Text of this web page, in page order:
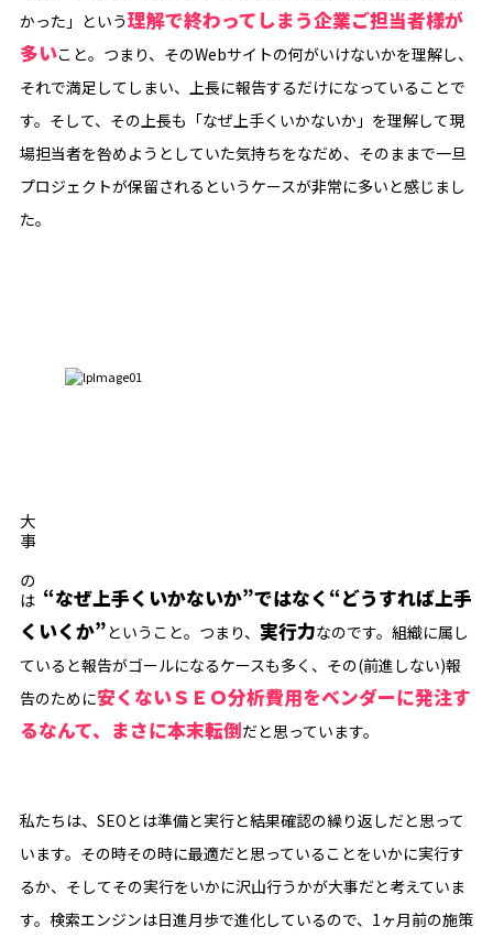
かった」という理解で終わってしまう企業ご担当者様が
多いこと。つまり、そのWebサイトの何がいけないかを理解し、
それで満足してしまい、上長に報告するだけになっていることで
す。そして、その上長も「なぜ上手くいかないか」を理解して現
場担当者を咎めようとしていた気持ちをなだめ、そのままで一旦
プロジェクトが保留されるというケースが非常に多いと感じまし
た。
大事なのは “なぜ上手くいかないか”ではなく“どうすれば上手
くいくか”ということ。つまり、 実行力なのです。組織に属し
ていると報告がゴールになるケースも多く、その(前進しない)報
告のために安くないＳＥＯ分析費用をベンダーに発注す
るなんて、まさに本末転倒だと思っています。
私たちは、SEOとは準備と実行と結果確認の繰り返しだと思って
います。その時その時に最適だと思っていることをいかに実行す
るか、そしてその実行をいかに沢山行うかが大事だと考えていま
す。検索エンジンは日進月歩で進化しているので、1ヶ月前の施策